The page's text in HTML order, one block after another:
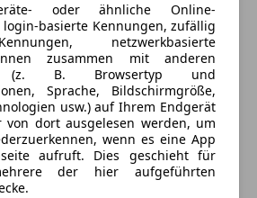
oder ähnliche Online-
login-basierte Kennungen, zufällig
netzwerkbasierte
zusammen mit anderen
(z. B. Browsertyp und
Sprache, Bildschirmgröße,
usw.) auf Ihrem Endgerät
von dort ausgelesen werden, um
wenn es eine App
aufruft. Dies geschieht für
der hier aufgeführten